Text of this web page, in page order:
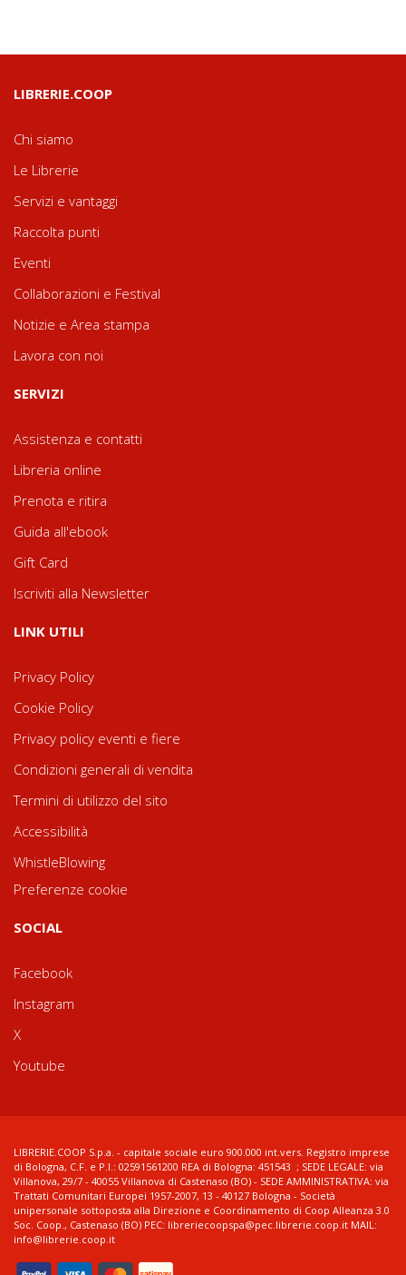
LIBRERIE.COOP
Chi siamo
Le Librerie
Servizi e vantaggi
Raccolta punti
Eventi
Collaborazioni e Festival
Notizie e Area stampa
Lavora con noi
SERVIZI
Assistenza e contatti
Libreria online
Prenota e ritira
Guida all'ebook
Gift Card
Iscriviti alla Newsletter
LINK UTILI
Privacy Policy
Cookie Policy
Privacy policy eventi e fiere
Condizioni generali di vendita
Termini di utilizzo del sito
Accessibilità
WhistleBlowing
Preferenze cookie
SOCIAL
Facebook
Instagram
X
Youtube
LIBRERIE.COOP S.p.a. - capitale sociale euro 900.000 int.vers. Registro imprese
di Bologna, C.F. e P.I.: 02591561200 REA di Bologna: 451543 ; SEDE LEGALE: via
Villanova, 29/7 - 40055 Villanova di Castenaso (BO) - SEDE AMMINISTRATIVA: via
Trattati Comunitari Europei 1957-2007, 13 - 40127 Bologna - Società
unipersonale sottoposta alla Direzione e Coordinamento di Coop Alleanza 3.0
Soc. Coop., Castenaso (BO) PEC: libreriecoopspa@pec.librerie.coop.it MAIL:
info@librerie.coop.it